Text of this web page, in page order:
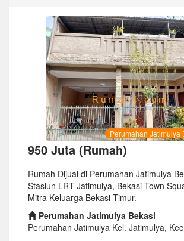
Perumahan Jatimulya
950 Juta (Rumah)
Rumah Dijual di Perumahan Jatimulya
Stasiun LRT Jatimulya, Bekasi Town
Mitra Keluarga Bekasi Timur.
Perumahan Jatimulya Bekasi
Perumahan Jatimulya Kel. Jatimulya,